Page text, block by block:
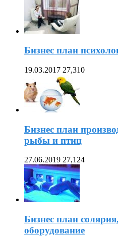
Бизнес план
19.03.2017 27,310
Бизнес план
рыбы и птиц
27.06.2019 27,124
Бизнес план
оборудование